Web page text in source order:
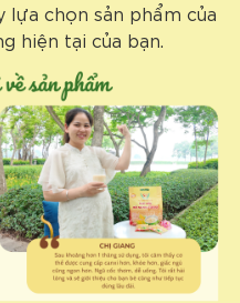
lựa chọn sản phẩm của
hiện tại của bạn.